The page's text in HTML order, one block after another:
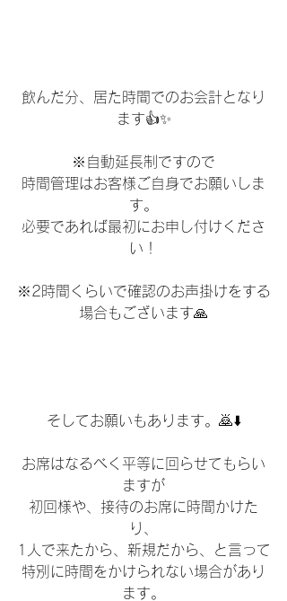
飲んだ分、居た時間でのお会計となり
ます👍✨
※自動延長制ですので
時間管理はお客様ご自身でお願いしま
す。
必要であれば最初にお申し付けくださ
い！
※2時間くらいで確認のお声掛けをする
場合もございます🙏
そしてお願いもあります。🙇⬇️
お席はなるべく平等に回らせてもらい
ますが
初回様や、接待のお席に時間かけた
り、
1人で来たから、新規だから、と言って
特別に時間をかけられない場合があり
ます。